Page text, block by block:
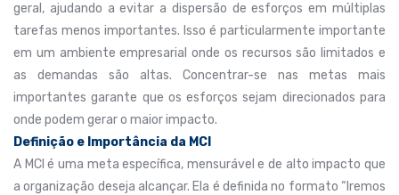
geral, ajudando a evitar a dispersão de esforços em múltiplas
tarefas menos importantes. Isso é particularmente importante
em um ambiente empresarial onde os recursos são limitados e
as demandas são altas. Concentrar-se nas metas mais
importantes garante que os esforços sejam direcionados para
onde podem gerar o maior impacto.
Definição e Importância da MCI
A MCI é uma meta específica, mensurável e de alto impacto que
a organização deseja alcançar. Ela é definida no formato “Iremos